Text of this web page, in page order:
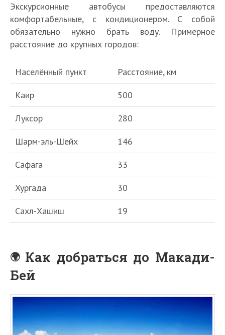
Экскурсионные автобусы предоставляются
комфортабельные, с кондиционером. С собой
обязательно нужно брать воду. Примерное
расстояние до крупных городов:
Населённый пункт
Расстояние, км
Каир
500
Луксор
280
Шарм-эль-Шейх
146
Сафага
33
Хургада
30
Сахл-Хашиш
19
Как добраться до Макади-
Бей